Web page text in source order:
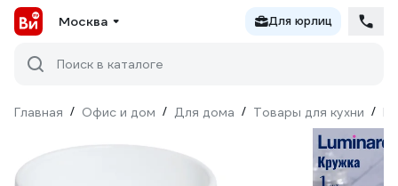
Москва Для юрлиц
Поиск в каталоге
Главная / Офис и дом / Для дома / Товары для кухни /